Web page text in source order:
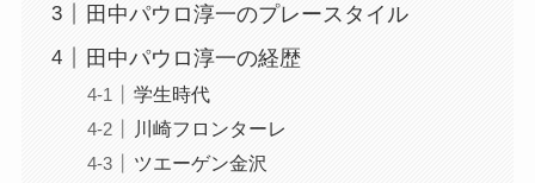
田中パウロ淳一のプレースタイル
田中パウロ淳一の経歴
学生時代
川崎フロンターレ
ツエーゲン金沢